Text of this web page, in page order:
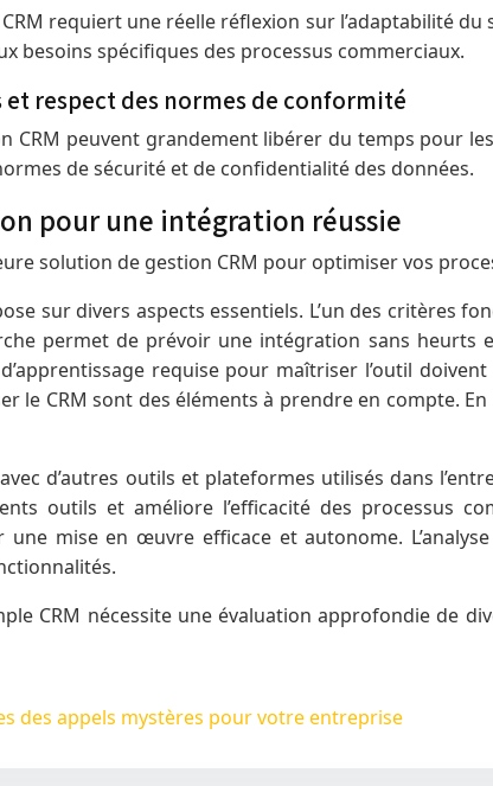
CRM requiert une réelle réflexion sur l’adaptabilité
besoins spécifiques des processus commerciaux.
et respect des normes de conformité
CRM peuvent grandement libérer du temps pour
de sécurité et de confidentialité des données.
pour une intégration réussie
solution de gestion CRM pour optimiser vos
sur divers aspects essentiels. L’un des critères
permet de prévoir une intégration sans
requise pour maîtriser l’outil
le CRM sont des éléments à prendre en compte.
d’autres outils et plateformes utilisés dans
outils et améliore l’efficacité des processus
une mise en œuvre efficace et autonome.
CRM nécessite une évaluation approfondie
des appels mystères pour votre entreprise